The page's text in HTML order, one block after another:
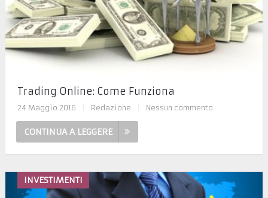
Trading Online: Come Funziona
24 Maggio 2016 Redazione Nessun commento
CONTINUA A LEGGERE
INVESTIMENTI